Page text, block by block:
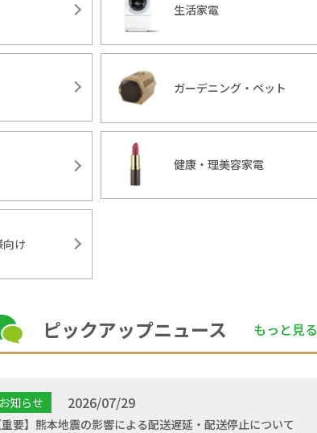
生活家電
ガーデニング・ペット
健康・理美容家電
向け
ピックアップニュース もっと見る
お知らせ 2026/07/29
重要】熊本地震の影響による配送遅延・配送停止について